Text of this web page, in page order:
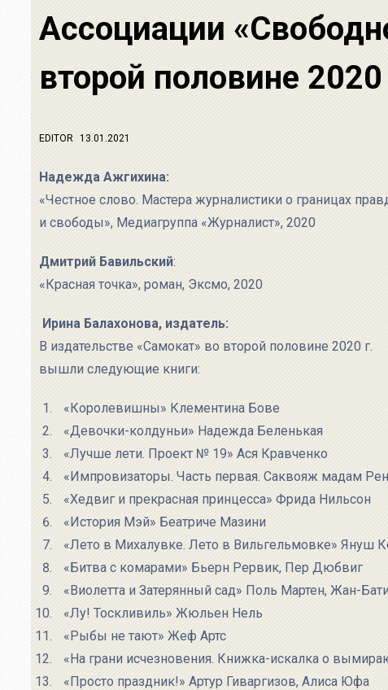
Ассоциации
второй половине 2020
EDITOR 13.01.2021
Надежда Ажгихина:
«Честное слово. Мастера журналистики о границах
и свободы», Медиагруппа «Журналист», 2020
Дмитрий Бавильский:
«Красная точка», роман, Эксмо, 2020
Ирина Балахонова, издатель:
В издательстве «Самокат» во второй половине 2020 г.
вышли следующие книги:
«Королевишны» Клементина Бове
«Девочки-колдуньи» Надежда Беленькая
«Лучше лети. Проект № 19» Ася Кравченко
«Импровизаторы. Часть первая. Саквояж мадам
«Хедвиг и прекрасная принцесса» Фрида Нильсон
«История Мэй» Беатриче Мазини
«Лето в Михалувке. Лето в Вильгельмовке» Януш
«Битва с комарами» Бьерн Рервик, Пер Дюбвиг
«Виолетта и Затерянный сад» Поль Мартен, Жан-
«Лу! Тоскливиль» Жюльен Нель
«Рыбы не тают» Жеф Артс
«На грани исчезновения. Книжка-искалка о
«Просто праздник!» Артур Гиваргизов, Алиса Юфа